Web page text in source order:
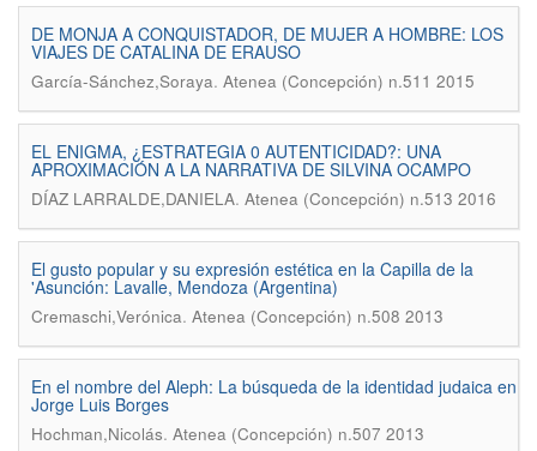
DE MONJA A CONQUISTADOR, DE MUJER A HOMBRE: LOS
VIAJES DE CATALINA DE ERAUSO
García-Sánchez,Soraya. Atenea (Concepción) n.511 2015
EL ENIGMA, ¿ESTRATEGIA 0 AUTENTICIDAD?: UNA
APROXIMACIÓN A LA NARRATIVA DE SILVINA OCAMPO
DÍAZ LARRALDE,DANIELA. Atenea (Concepción) n.513 2016
El gusto popular y su expresión estética en la Capilla de la
'Asunción: Lavalle, Mendoza (Argentina)
Cremaschi,Verónica. Atenea (Concepción) n.508 2013
En el nombre del Aleph: La búsqueda de la identidad judaica en
Jorge Luis Borges
Hochman,Nicolás. Atenea (Concepción) n.507 2013